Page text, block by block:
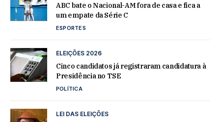
ABC bate o Nacional-AM fora de casa e fica a
um empate da Série C
ESPORTES
ELEIÇÕES 2026
Cinco candidatos já registraram candidatura à
Presidência no TSE
POLÍTICA
LEI DAS ELEIÇÕES